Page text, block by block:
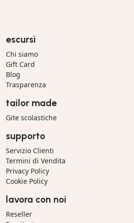
escursì
Chi siamo
Gift Card
Blog
Trasparenza
tailor made
Gite scolastiche
supporto
Servizio Clienti
Termini di Vendita
Privacy Policy
Cookie Policy
lavora con noi
Reseller